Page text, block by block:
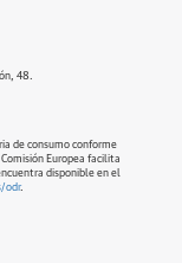
48.
de consumo conforme
Europea facilita
disponible en el
odr.